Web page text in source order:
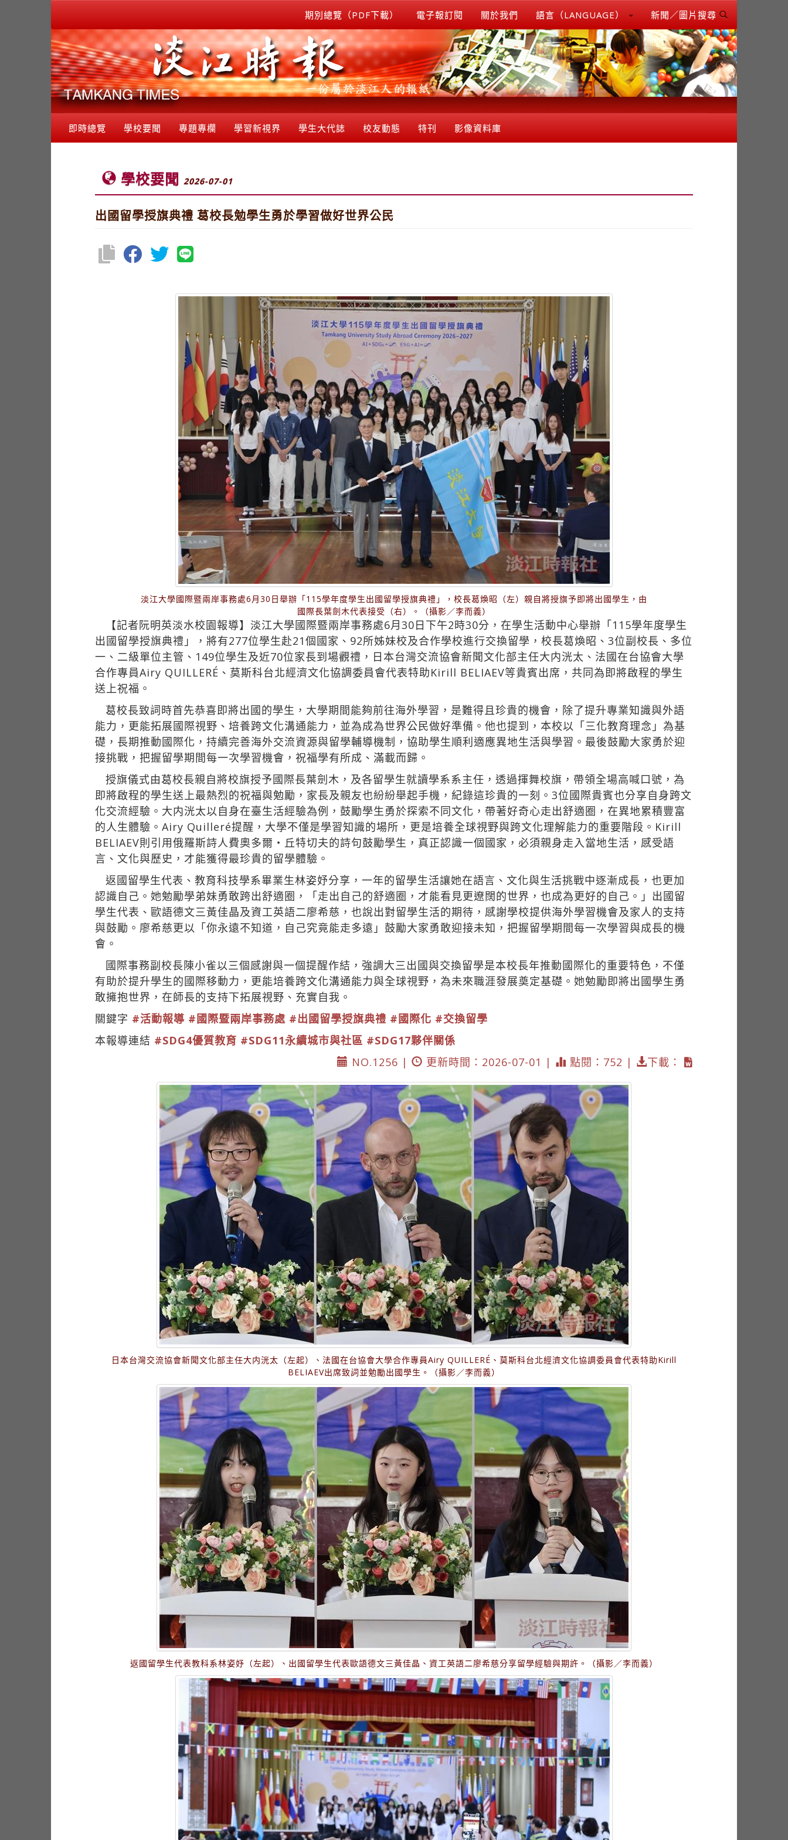
期別總覽（PDF下載） 電子報訂閱 關於我們 語言（LANGUAGE） 新聞／圖片搜尋
即時總覽 學校要聞 專題專欄 學習新視界 學生大代誌 校友動態 特刊 影像資料庫
學校要聞 2026-07-01
出國留學授旗典禮 葛校長勉學生勇於學習做好世界公民
淡江大學國際暨兩岸事務處6月30日舉辦「115學年度學生出國留學授旗典禮」，校長葛煥昭（左）親自將授旗予即將出國學生，由
國際長葉劍木代表接受（右）。（攝影／李而義）
【記者阮明英淡水校園報導】淡江大學國際暨兩岸事務處6月30日下午2時30分，在學生活動中心舉辦「115學年度學生
出國留學授旗典禮」，將有277位學生赴21個國家、92所姊妹校及合作學校進行交換留學，校長葛煥昭、3位副校長、多位
一、二級單位主管、149位學生及近70位家長到場觀禮，日本台灣交流協會新聞文化部主任大内洸太、法國在台協會大學
合作專員Airy QUILLERÉ、莫斯科台北經濟文化協調委員會代表特助Kirill BELIAEV等貴賓出席，共同為即將啟程的學生
送上祝福。
葛校長致詞時首先恭喜即將出國的學生，大學期間能夠前往海外學習，是難得且珍貴的機會，除了提升專業知識與外語
能力，更能拓展國際視野、培養跨文化溝通能力，並為成為世界公民做好準備。他也提到，本校以「三化教育理念」為基
礎，長期推動國際化，持續完善海外交流資源與留學輔導機制，協助學生順利適應異地生活與學習。最後鼓勵大家勇於迎
接挑戰，把握留學期間每一次學習機會，祝福學有所成、滿載而歸。
授旗儀式由葛校長親自將校旗授予國際長葉劍木，及各留學生就讀學系系主任，透過揮舞校旗，帶領全場高喊口號，為
即將啟程的學生送上最熱烈的祝福與勉勵，家長及親友也紛紛舉起手機，紀錄這珍貴的一刻。3位國際貴賓也分享自身跨文
化交流經驗。大内洸太以自身在臺生活經驗為例，鼓勵學生勇於探索不同文化，帶著好奇心走出舒適圈，在異地累積豐富
的人生體驗。Airy Quilleré提醒，大學不僅是學習知識的場所，更是培養全球視野與跨文化理解能力的重要階段。Kirill
BELIAEV則引用俄羅斯詩人費奧多爾・丘特切夫的詩句鼓勵學生，真正認識一個國家，必須親身走入當地生活，感受語
言、文化與歷史，才能獲得最珍貴的留學體驗。
返國留學生代表、教育科技學系畢業生林姿妤分享，一年的留學生活讓她在語言、文化與生活挑戰中逐漸成長，也更加
認識自己。她勉勵學弟妹勇敢跨出舒適圈，「走出自己的舒適圈，才能看見更遼闊的世界，也成為更好的自己。」出國留
學生代表、歐語德文三黃佳晶及資工英語二廖希慈，也說出對留學生活的期待，感謝學校提供海外學習機會及家人的支持
與鼓勵。廖希慈更以「你永遠不知道，自己究竟能走多遠」鼓勵大家勇敢迎接未知，把握留學期間每一次學習與成長的機
會。
國際事務副校長陳小雀以三個感謝與一個提醒作結，強調大三出國與交換留學是本校長年推動國際化的重要特色，不僅
有助於提升學生的國際移動力，更能培養跨文化溝通能力與全球視野，為未來職涯發展奠定基礎。她勉勵即將出國學生勇
敢擁抱世界，在師長的支持下拓展視野、充實自我。
關鍵字 #活動報導 #國際暨兩岸事務處 #出國留學授旗典禮 #國際化 #交換留學
本報導連結 #SDG4優質教育 #SDG11永續城市與社區 #SDG17夥伴關係
NO.1256 |
更新時間：2026-07-01 | 點閱：752 | 下載：
日本台灣交流協會新聞文化部主任大内洸太（左起）、法國在台協會大學合作專員Airy QUILLERÉ、莫斯科台北經濟文化協調委員會代表特助Kirill
BELIAEV出席致詞並勉勵出國學生。（攝影／李而義）
返國留學生代表教科系林姿妤（左起）、出國留學生代表歐語德文三黃佳晶、資工英語二廖希慈分享留學經驗與期許。（攝影／李而義）